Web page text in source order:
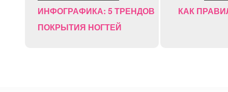
ИНФОГРАФИКА: 5 ТРЕНДОВ
ПОКРЫТИЯ НОГТЕЙ
КАК